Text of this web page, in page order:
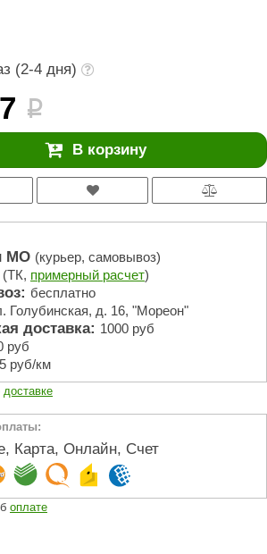
METALL
(2-4 дня)
i
В корзину
МО (курьер, самовывоз)
(ТК, примерный расчет)
бесплатно
Голубинская, д. 16, "Мореон"
доставка: 1000 руб
руб
руб/км
доставке
Карта, Онлайн, Счет
оплате